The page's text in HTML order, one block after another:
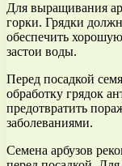
Для выращивания
горки. Грядки
обеспечить
застои воды.
Перед посадкой
обработку грядок
предотвратить
заболеваниями.
Семена арбузов